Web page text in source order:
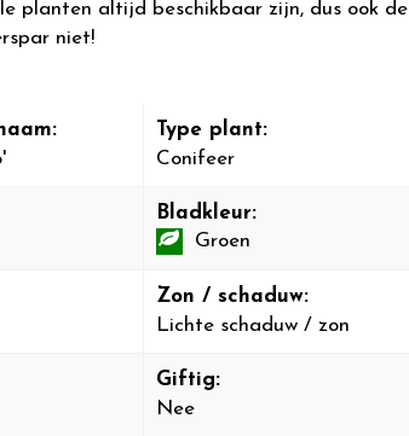
planten altijd beschikbaar zijn, dus ook de
niet!
Type plant:
Conifeer
Bladkleur:
Groen
Zon / schaduw:
Lichte schaduw / zon
Giftig:
Nee